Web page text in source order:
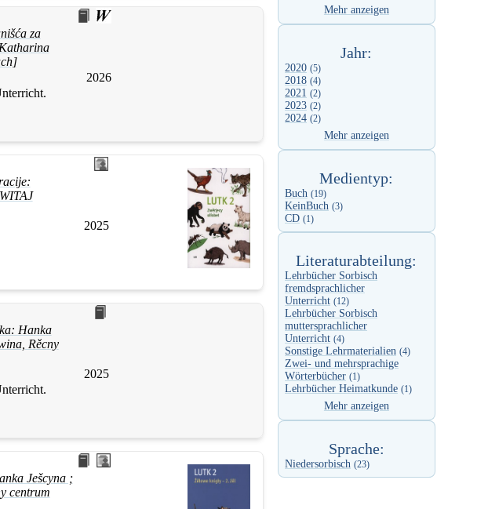
Mehr anzeigen
Jahr:
2020 (5)
2018 (4)
2021 (2)
2023 (2)
2024 (2)
Mehr anzeigen
Medientyp:
Buch (19)
KeinBuch (3)
CD (1)
Literaturabteilung:
Lehrbücher Sorbisch
fremdsprachlicher
Unterricht (12)
Lehrbücher Sorbisch
muttersprachlicher
Unterricht (4)
Sonstige Lehrmaterialien (4)
Zwei- und mehrsprachige
Wörterbücher (1)
Lehrbücher Heimatkunde (1)
Mehr anzeigen
Sprache:
Niedersorbisch (23)
za
2026
2025
Hanka
Rěcny
2025
Ješcyna;
centrum